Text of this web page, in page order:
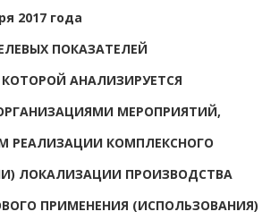
2017 года
ПОКАЗАТЕЛЕЙ
АНАЛИЗИРУЕТСЯ
МЕРОПРИЯТИЙ,
РЕАЛИЗАЦИИ КОМПЛЕКСНОГО
ЛОКАЛИЗАЦИИ ПРОИЗВОДСТВА
ПРИМЕНЕНИЯ (ИСПОЛЬЗОВАНИЯ)